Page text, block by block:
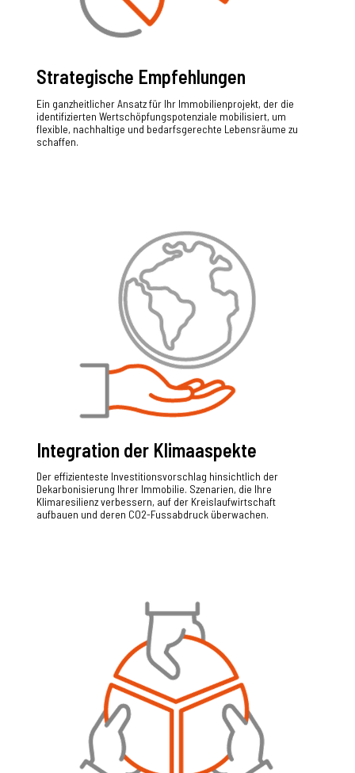
Strategische Empfehlungen
Ein ganzheitlicher Ansatz für Ihr Immobilienprojekt, der die
identifizierten Wertschöpfungspotenziale mobilisiert, um
flexible, nachhaltige und bedarfsgerechte Lebensräume zu
schaffen.
Integration der Klimaaspekte
Der effizienteste Investitionsvorschlag hinsichtlich der
Dekarbonisierung Ihrer Immobilie. Szenarien, die Ihre
Klimaresilienz verbessern, auf der Kreislaufwirtschaft
aufbauen und deren CO2-Fussabdruck überwachen.